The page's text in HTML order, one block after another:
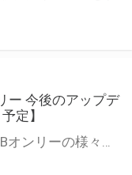
ー 今後のアップデ
定】
とらのあなでは、WEBオンリーの様々な支援を実施しています。 今回は2021年9月に実装を予定しているアップデート情報についてご紹介いたします。 とらのあなWEBオンリーサイトはこちら